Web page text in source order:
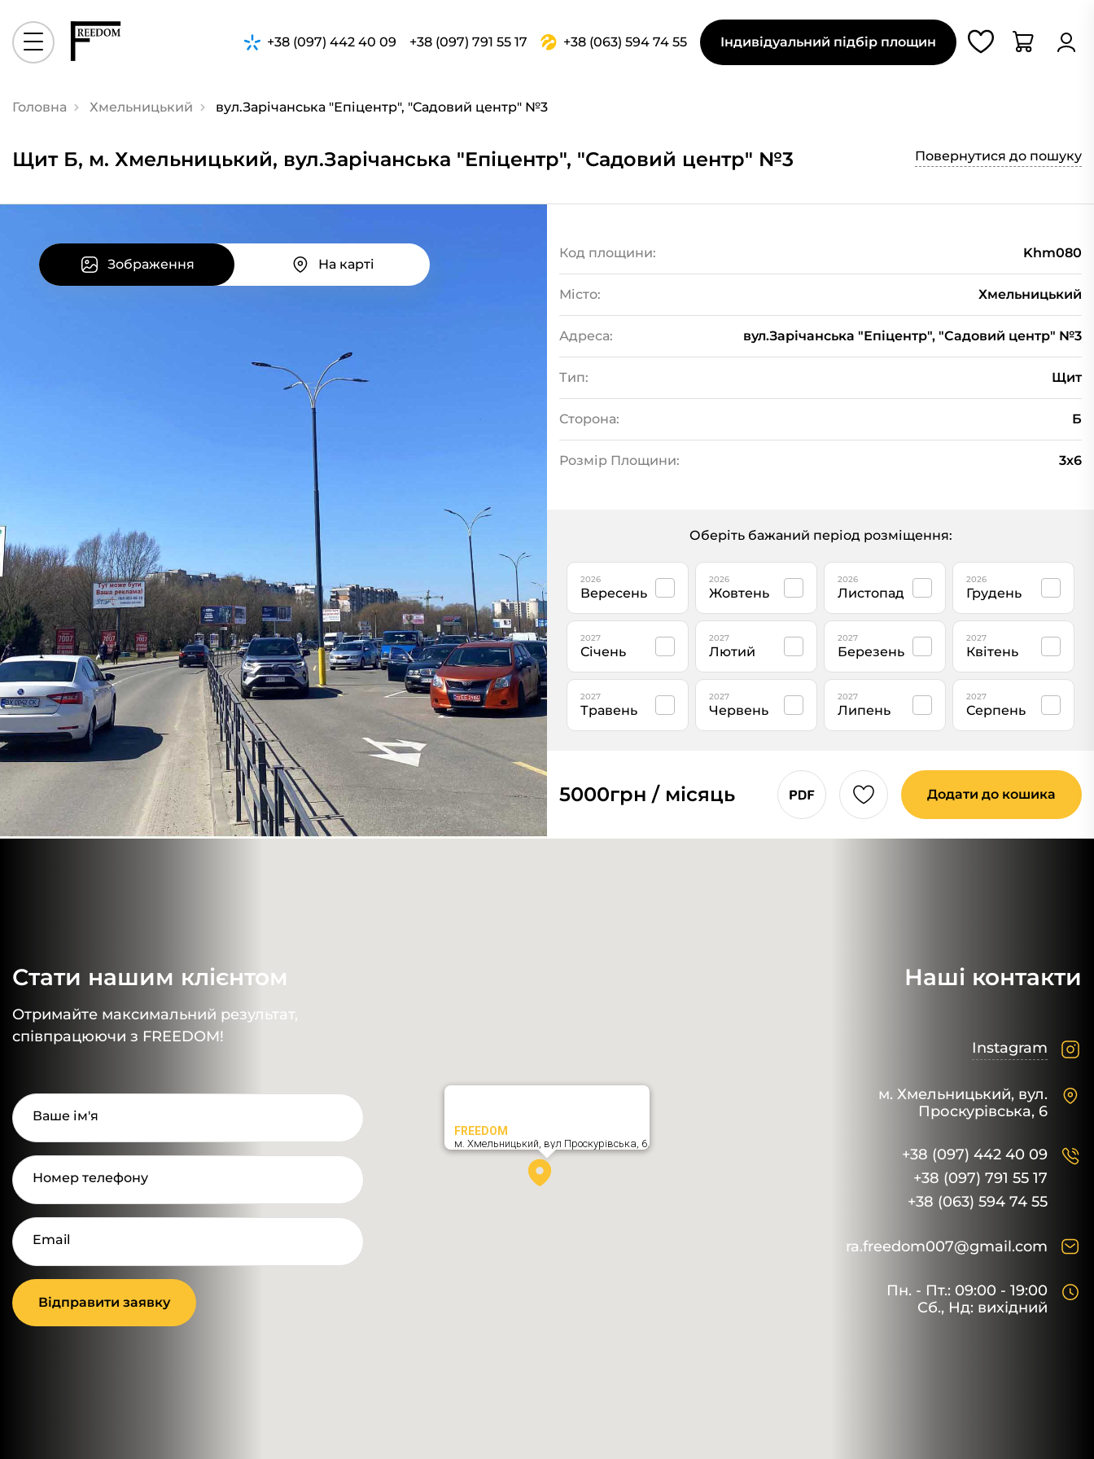
+38 (097) 442 40 09 +38 (097) 791 55 17 +38 (063) 594 74 55 Індивідуальний підбір площин
Головна Хмельницький вул.Зарічанська "Епіцентр", "Садовий центр" №3
Щит Б, м. Хмельницький, вул.Зарічанська "Епіцентр", "Садовий центр" №3 Повернутися до пошуку
Зображення На карті
Код площини: Khm080
Місто: Хмельницький
Адреса: вул.Зарічанська "Епіцентр", "Садовий центр" №3
Тип: Щит
Сторона: Б
Розмір Площини: 3х6
Оберіть бажаний період розміщення:
2026
Вересень
2026
Жовтень
2026
Листопад
2026
Грудень
2027
Січень
2027
Лютий
2027
Березень
2027
Квітень
2027
Травень
2027
Червень
2027
Липень
2027
Серпень
5000грн / місяць Додати до кошика
Стати нашим клієнтом
Отримайте максимальний результат,
співпрацюючи з FREEDOM!
Ваше ім'я
Номер телефону
Email
Відправити заявку
Наші контакти
Instagram
м. Хмельницький, вул.
Проскурівська, 6
+38 (097) 442 40 09
+38 (097) 791 55 17
+38 (063) 594 74 55
ra.freedom007@gmail.com
Пн. - Пт.: 09:00 - 19:00
Сб., Нд: вихідний
FREEDOM
м. Хмельницький, вул Проскурівська, 6,